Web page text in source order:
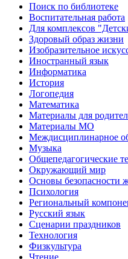
Поиск по библиотеке
Воспитательная работа
Для комплексов
Здоровый образ жизни
Изобразительное
Иностранный язык
Информатика
История
Логопедия
Математика
Материалы для
Материалы МО
Междисциплинарное
Музыка
Общепедагогические
Окружающий мир
Основы безопасности
Психология
Региональный
Русский язык
Сценарии праздников
Технология
Физкультура
Чтение